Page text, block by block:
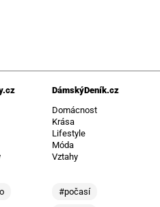
DámskýDeník.cz
Domácnost
Krása
Lifestyle
Móda
Vztahy
#počasí